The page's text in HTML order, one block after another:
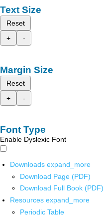
Text Size
Reset
+
-
Margin Size
Reset
+
-
Font Type
Enable Dyslexic Font
Downloads expand_more
Download Page (PDF)
Download Full Book (PDF)
Resources expand_more
Periodic Table